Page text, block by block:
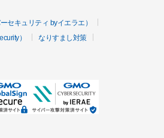
セキュリティ byイエラエ）
）
なりすまし対策